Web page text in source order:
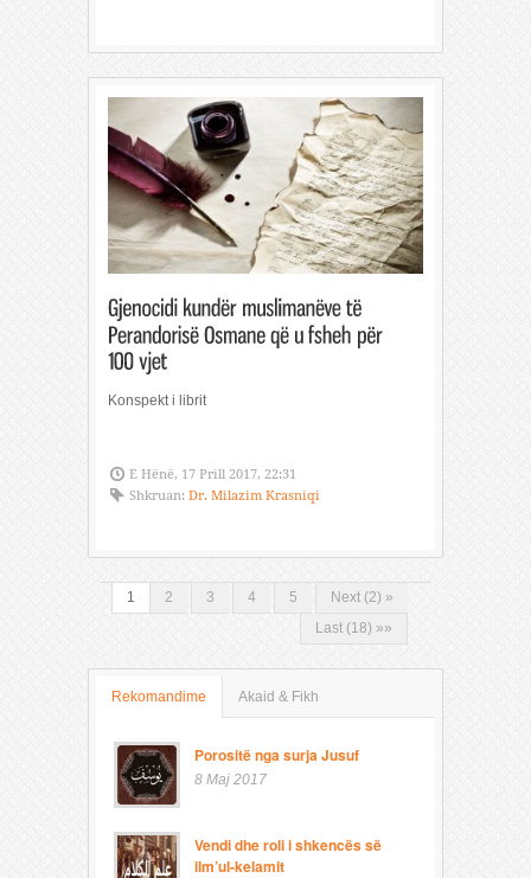
Konspekt i librit
E Hënë, 17 Prill 2017, 22:31
Shkruan: Dr. Milazim Krasniqi
1 2 3 4 5
Next (2) »
Last (18) »»
Rekomandime Akaid & Fikh
Porositë nga surja Jusuf
8 Maj 2017
Vendi dhe roli i shkencës së
ilm’ul-kelamit